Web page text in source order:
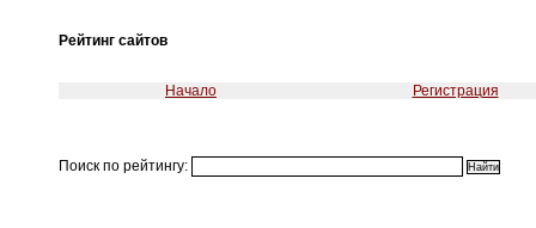
Рейтинг сайтов
Начало Регистрация
Поиск по рейтингу: